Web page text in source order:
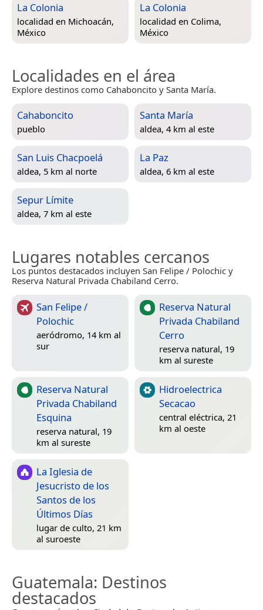
La Colonia
localidad en Michoacán,
México
La Colonia
localidad en Colima,
México
Localidades en el área
Explore destinos como Cahaboncito y Santa María.
Cahaboncito
pueblo
Santa María
aldea, 4 km al este
San Luis Chacpoelá
aldea, 5 km al norte
La Paz
aldea, 6 km al este
Sepur Límite
aldea, 7 km al este
Lugares notables cercanos
Los puntos destacados incluyen San Felipe / Polochic y
Reserva Natural Privada Chabiland Cerro.
San Felipe /
Polochic
aeródromo, 14 km al
sur
Reserva Natural
Privada Chabiland
Cerro
reserva natural, 19
km al sureste
Reserva Natural
Privada Chabiland
Esquina
reserva natural, 19
km al sureste
Hidroelectrica
Secacao
central eléctrica, 21
km al oeste
La Iglesia de
Jesucristo de los
Santos de los
Últimos Días
lugar de culto, 21 km
al suroeste
Guatemala: Destinos
destacados